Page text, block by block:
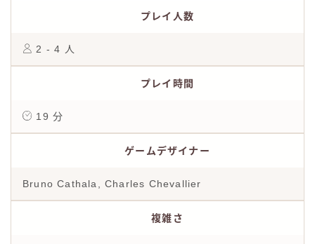
プレイ人数
2 - 4 人
プレイ時間
19 分
ゲームデザイナー
Bruno Cathala, Charles Chevallier
複雑さ